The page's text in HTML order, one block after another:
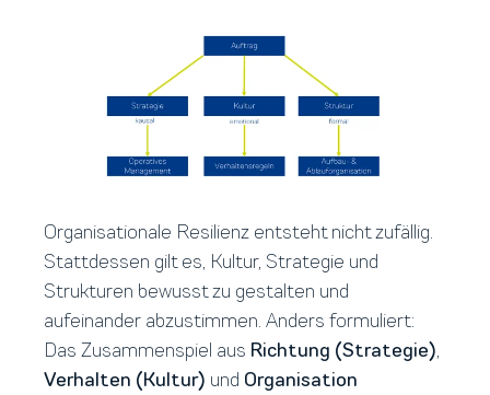
Organisationale Resilienz entsteht nicht zufällig.
Stattdessen gilt es, Kultur, Strategie und
Strukturen bewusst zu gestalten und
aufeinander abzustimmen. Anders formuliert:
Das Zusammenspiel aus Richtung (Strategie),
Verhalten (Kultur) und Organisation